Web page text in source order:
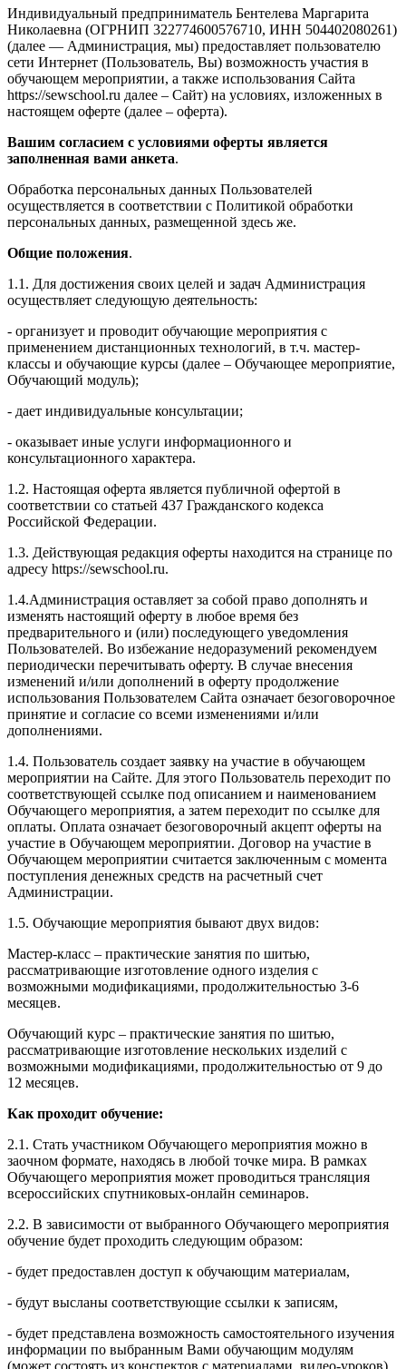
Индивидуальный предприниматель Бентелева Маргарита
Николаевна (ОГРНИП 322774600576710, ИНН 504402080261)
(далее — Администрация, мы) предоставляет пользователю
сети Интернет (Пользователь, Вы) возможность участия в
обучающем мероприятии, а также использования Сайта
https://sewschool.ru далее – Сайт) на условиях, изложенных в
настоящем оферте (далее – оферта).
Вашим согласием с условиями оферты является
заполненная вами анкета.
Обработка персональных данных Пользователей
осуществляется в соответствии с Политикой обработки
персональных данных, размещенной здесь же.
Общие положения.
1.1. Для достижения своих целей и задач Администрация
осуществляет следующую деятельность:
- организует и проводит обучающие мероприятия с
применением дистанционных технологий, в т.ч. мастер-
классы и обучающие курсы (далее – Обучающее мероприятие,
Обучающий модуль);
- дает индивидуальные консультации;
- оказывает иные услуги информационного и
консультационного характера.
1.2. Настоящая оферта является публичной офертой в
соответствии со статьей 437 Гражданского кодекса
Российской Федерации.
1.3. Действующая редакция оферты находится на странице по
адресу https://sewschool.ru.
1.4.Администрация оставляет за собой право дополнять и
изменять настоящий оферту в любое время без
предварительного и (или) последующего уведомления
Пользователей. Во избежание недоразумений рекомендуем
периодически перечитывать оферту. В случае внесения
изменений и/или дополнений в оферту продолжение
использования Пользователем Сайта означает безоговорочное
принятие и согласие со всеми изменениями и/или
дополнениями.
1.4. Пользователь создает заявку на участие в обучающем
мероприятии на Сайте. Для этого Пользователь переходит по
соответствующей ссылке под описанием и наименованием
Обучающего мероприятия, а затем переходит по ссылке для
оплаты. Оплата означает безоговорочный акцепт оферты на
участие в Обучающем мероприятии. Договор на участие в
Обучающем мероприятии считается заключенным с момента
поступления денежных средств на расчетный счет
Администрации.
1.5. Обучающие мероприятия бывают двух видов:
Мастер-класс – практические занятия по шитью,
рассматривающие изготовление одного изделия с
возможными модификациями, продолжительностью 3-6
месяцев.
Обучающий курс – практические занятия по шитью,
рассматривающие изготовление нескольких изделий с
возможными модификациями, продолжительностью от 9 до
12 месяцев.
Как проходит обучение:
2.1. Стать участником Обучающего мероприятия можно в
заочном формате, находясь в любой точке мира. В рамках
Обучающего мероприятия может проводиться трансляция
всероссийских спутниковых-онлайн семинаров.
2.2. В зависимости от выбранного Обучающего мероприятия
обучение будет проходить следующим образом:
- будет предоставлен доступ к обучающим материалам,
- будут высланы соответствующие ссылки к записям,
- будет представлена возможность самостоятельного изучения
информации по выбранным Вами обучающим модулям
(может состоять из конспектов с материалами, видео-уроков),